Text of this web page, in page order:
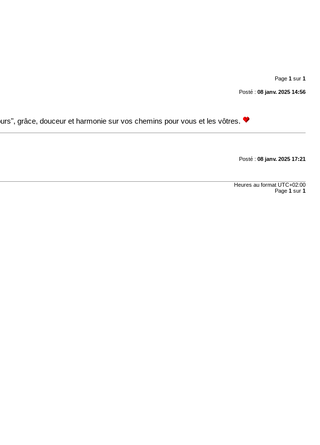
Page 1sur 1
Posté : 08 janv. 2025 14:56
grâce, douceur et harmonie sur vos chemins pour vous et les vôtres.
Posté : 08 janv. 2025 17:21
Heures au format UTC+02:00
Page 1sur 1